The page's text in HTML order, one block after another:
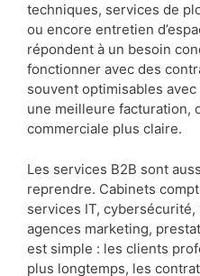
techniques, services de
ou encore entretien
répondent à un besoin
fonctionner avec des
souvent optimisables
une meilleure facturation,
commerciale plus claire.
Les services B2B sont
reprendre. Cabinets
services IT,
agences marketing,
est simple : les clients
plus longtemps, les